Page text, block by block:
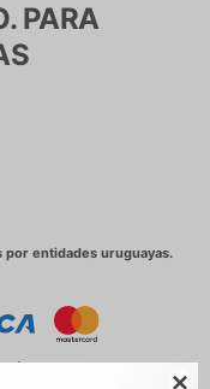

PARA